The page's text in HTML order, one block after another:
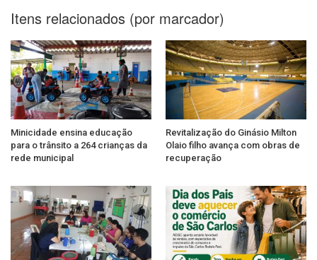
Itens relacionados (por marcador)
Minicidade ensina educação
para o trânsito a 264 crianças da
rede municipal
Revitalização do Ginásio Milton
Olaio filho avança com obras de
recuperação